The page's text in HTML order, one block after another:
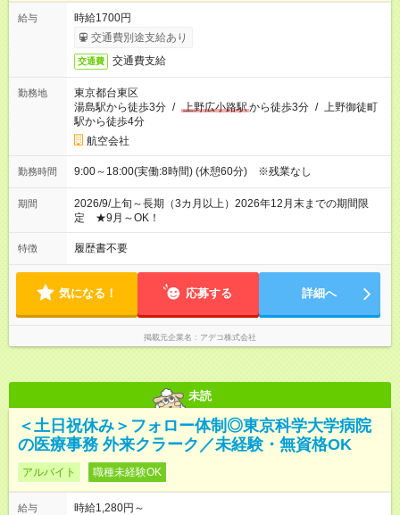
給与
時給1700円
交通費別途支給あり
交通費 交通費支給
勤務地
東京都台東区
湯島駅から徒歩3分 / 上野広小路駅から徒歩3分 / 上野御徒町
駅から徒歩4分
航空会社
勤務時間 9:00～18:00(実働:8時間) (休憩60分) ※残業なし
期間
2026/9/上旬～長期（3カ月以上）2026年12月末までの期間限
定 ★9月～OK！
特徴 履歴書不要
気になる！ 応募する 詳細へ
掲載元企業名 アデコ株式会社
未読
＜土日祝休み＞フォロー体制◎東京科学大学病院
の医療事務 外来クラーク／未経験・無資格OK
アルバイト 職種未経験OK
給与
時給1,280円～